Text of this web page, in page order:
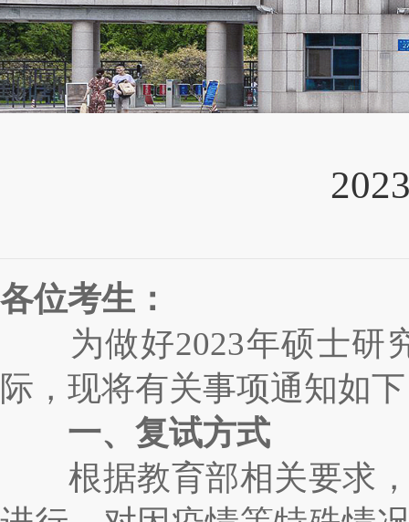
各位考生：
为做好2023年硕士研
际，现将有关事项通知如
一、复试方式
根据教育部相关要求，